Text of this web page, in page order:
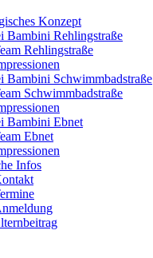
Konzept
Bambini Rehlingstraße
Rehlingstraße
Bambini Schwimmbadstraße
Schwimmbadstraße
Bambini Ebnet
Ebnet
Infos